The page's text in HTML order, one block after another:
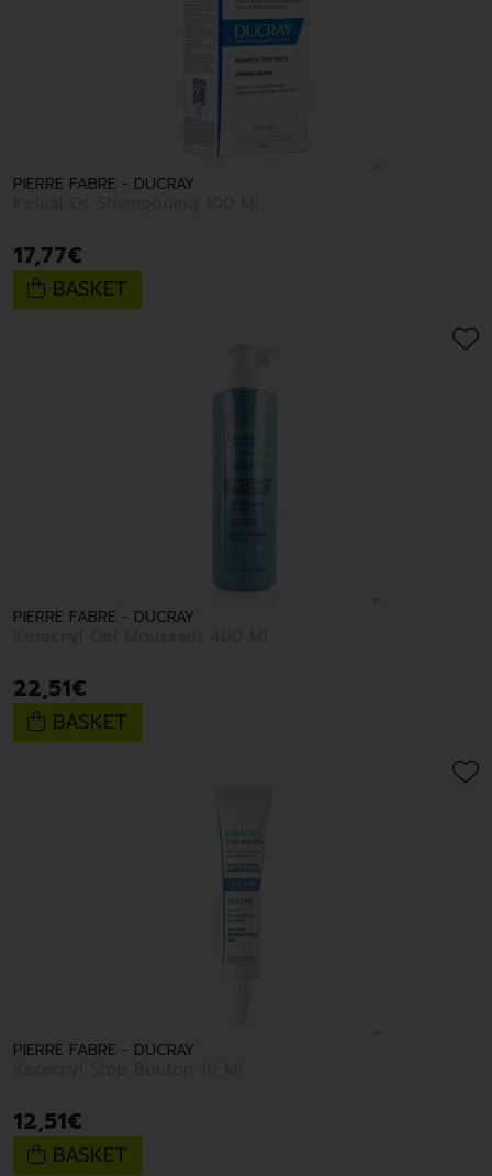
PIERRE FABRE - DUCRAY
17,77€
BASKET
PIERRE FABRE - DUCRAY
22,51€
BASKET
PIERRE FABRE - DUCRAY
12,51€
BASKET